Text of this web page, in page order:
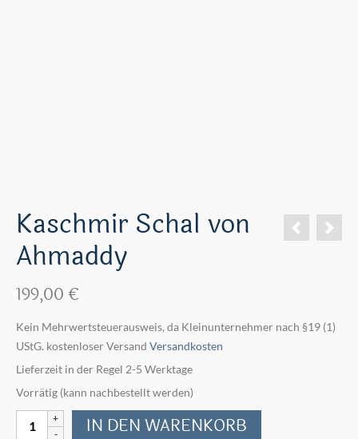
Kaschmir Schal von
Ahmaddy
199,00 €
Kein Mehrwertsteuerausweis, da Kleinunternehmer nach §19 (1)
UStG. kostenloser Versand Versandkosten
Lieferzeit in der Regel 2-5 Werktage
Vorrätig (kann nachbestellt werden)
Kaschmir
IN DEN WARENKORB